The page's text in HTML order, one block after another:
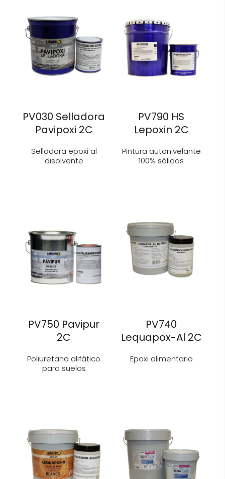
PV030 Selladora
Pavipoxi 2C
Selladora epoxi al
disolvente
PV790 HS
Lepoxin 2C
Pintura autonivelante
100% sólidos
PV750 Pavipur
2C
Poliuretano alifático
para suelos
PV740
Lequapox-Al 2C
Epoxi alimentario